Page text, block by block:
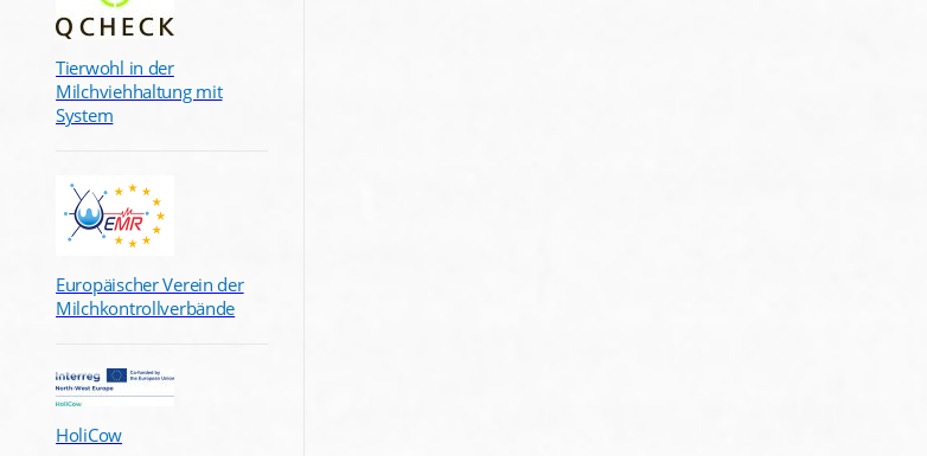
Tierwohl in der
Milchviehhaltung mit
System
Europäischer Verein der
Milchkontrollverbände
HoliCow